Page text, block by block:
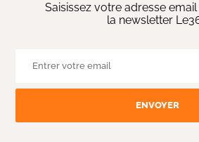
Saisissez votre adresse
la newsletter
ENVOYER